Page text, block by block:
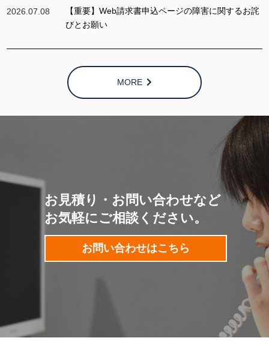
2026.07.08
【重要】Web請求書申込ページの障害に関するお詫
びとお願い
MORE
お見積り・お問い合わせなど
お気軽にご相談ください。
お問い合わせはこちら